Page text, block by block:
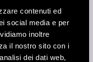
contenuti ed
social media e per
inoltre
il nostro sito con i
dei dati web,